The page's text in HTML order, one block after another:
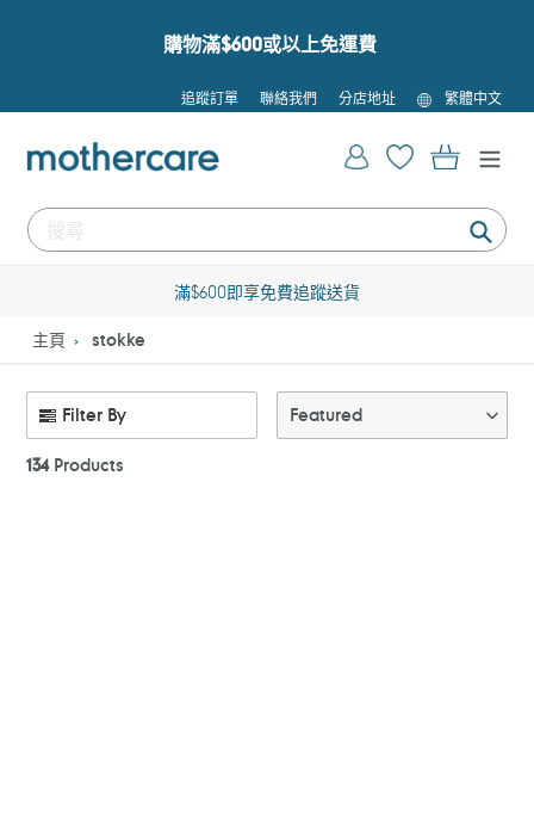
購物滿$600或以上免運費
追蹤訂單 聯絡我們 分店地址
語
言
繁體中文
提
登入 購物車
滿$600即享免費追蹤送貨
主頁 stokke
Filter By
134Products
Featured